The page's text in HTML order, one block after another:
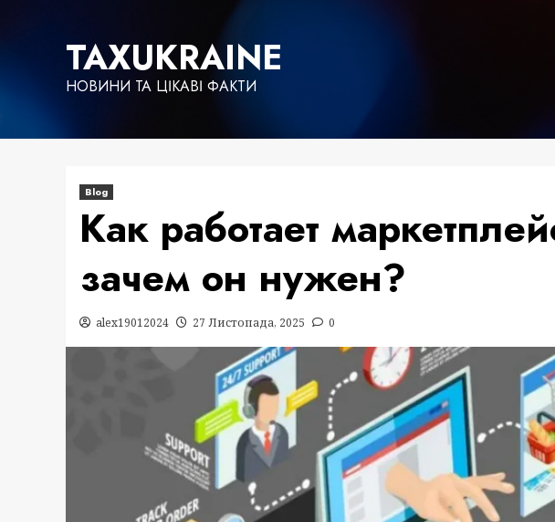
TAXUKRAINE
НОВИНИ ТА ЦІКАВІ ФАКТИ
Blog
Как работает
зачем он нужен?
alex19012024 27 Листопада, 2025 0